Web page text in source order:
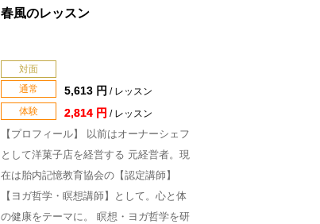
春風のレッスン
対面
通常
5,613 円 / レッスン
体験
2,814 円 / レッスン
【プロフィール】 以前はオーナーシェフ
として洋菓子店を経営する 元経営者。現
在は胎内記憶教育協会の【認定講師】
【ヨガ哲学・瞑想講師】として。心と体
の健康をテーマに。 瞑想・ヨガ哲学を研